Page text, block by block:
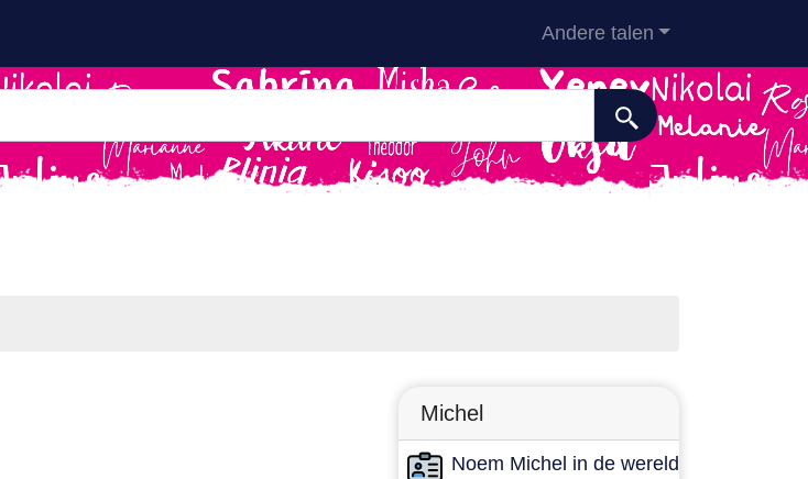
Andere talen
Michel
Noem Michel in de wereld